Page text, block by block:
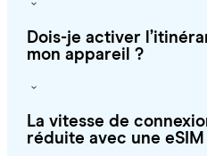
Dois-je activer
mon appareil ?
La vitesse de
réduite avec une